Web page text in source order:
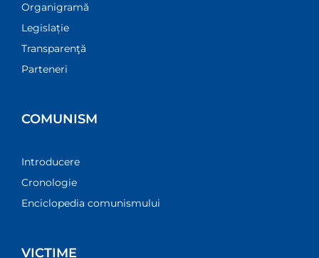
Organigramă
Legislație
Transparenţă
Parteneri
COMUNISM
Introducere
Cronologie
Enciclopedia comunismului
VICTIME